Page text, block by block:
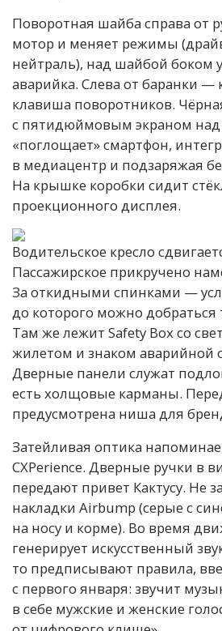
Поворотная шайба справа от
мотор и меняет режимы
нейтраль), над шайбой боком
аварийка. Слева от баранки
клавиша поворотников.
с пятидюймовым экраном над
«поглощает» смартфон,
в медиацентр и подзаряжая
На крышке коробки сидит
проекционного дисплея.
Водительское кресло
Пассажирское прикручено
За откидными спинками —
до которого можно добраться
Там же лежит Safety Box со
жилетом и знаком аварийной
Дверные панели служат
есть холщовые карманы.
предусмотрена ниша для
Затейливая оптика
CXPerience. Дверные ручки в
передают привет Кактусу. Не
накладки Airbump (серые с
на носу и корме). Во время
генерирует искусственный
то предписывают правила,
с первого января: звучит
в себе мужские и женские